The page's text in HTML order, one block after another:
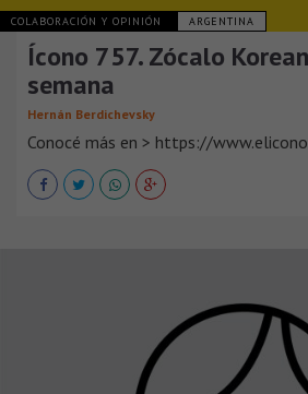
COLABORACIÓN Y OPINIÓN ARGENTINA
Ícono 757. Zócalo
semana
Hernán Berdichevsky
Conocé más en > https://